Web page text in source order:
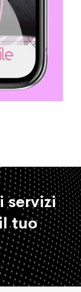
servizi
tuo